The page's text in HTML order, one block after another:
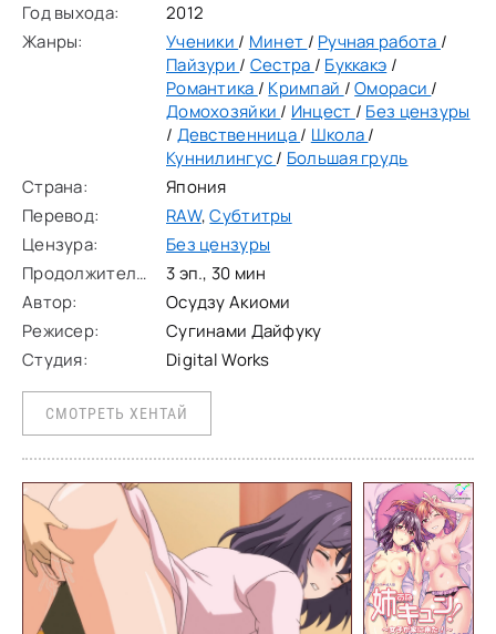
Аниме основано на манге Осудзу
Год выхода:
2012
Жанры:
Ученики / Минет / Ручная работа /
Пайзури / Сестра / Буккакэ /
Романтика / Кримпай /Омораси /
Домохозяйки / Инцест / Без цензуры
/ Девственница/ Школа/
Куннилингус/ Большая грудь
Страна:
Япония
Перевод:
RAW,Субтитры
Цензура:
Без цензуры
Продолжительность:
3 эп., 30 мин
Автор:
Осудзу Акиоми
Режисер:
Сугинами Дайфуку
Студия:
Digital Works
СМОТРЕТЬ ХЕНТАЙ